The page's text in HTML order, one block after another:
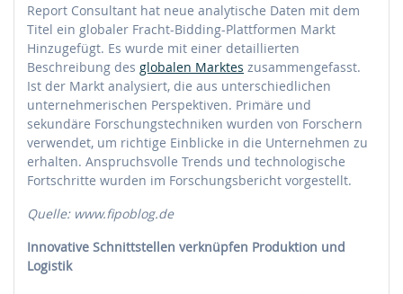
Report Consultant hat neue analytische Daten mit dem
Titel ein globaler Fracht-Bidding-Plattformen Markt
Hinzugefügt. Es wurde mit einer detaillierten
Beschreibung des globalen Marktes zusammengefasst.
Ist der Markt analysiert, die aus unterschiedlichen
unternehmerischen Perspektiven. Primäre und
sekundäre Forschungstechniken wurden von Forschern
verwendet, um richtige Einblicke in die Unternehmen zu
erhalten. Anspruchsvolle Trends und technologische
Fortschritte wurden im Forschungsbericht vorgestellt.
Quelle: www.fipoblog.de
Innovative Schnittstellen verknüpfen Produktion und
Logistik